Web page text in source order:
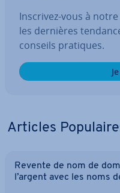
Inscrivez-vous à
les dernières
conseils pratiques.
Articles
Revente de nom de
l’argent avec les noms